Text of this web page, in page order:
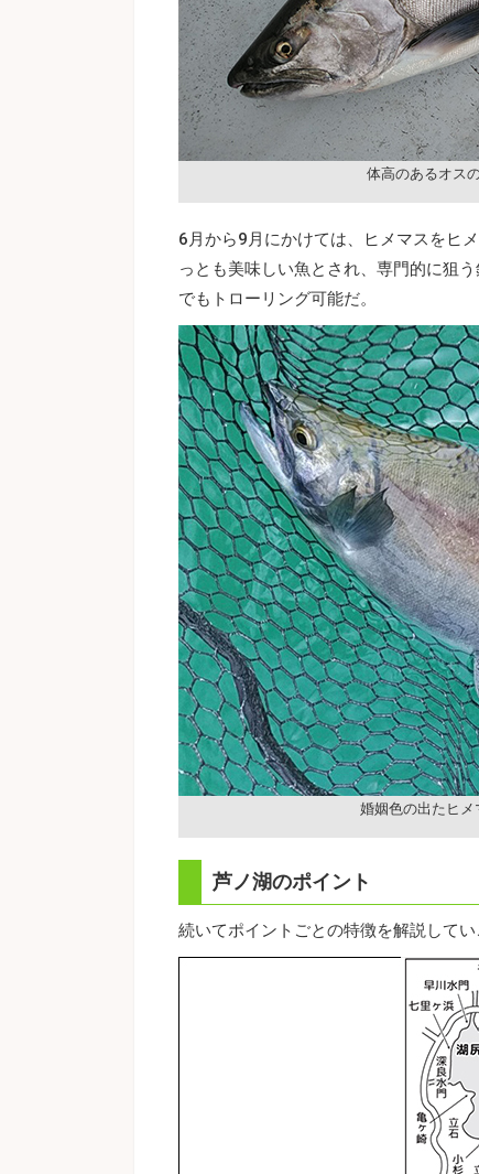
体高のあるオス
6月から9月にかけては、ヒメマスをヒ
っとも美味しい魚とされ、専門的に狙
でもトローリング可能だ。
婚姻色の出たヒメ
芦ノ湖のポイント
続いてポイントごとの特徴を解説してい